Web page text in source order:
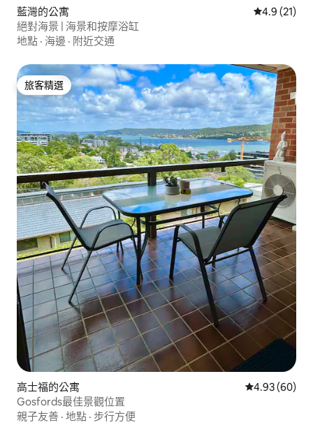
藍灣的公寓 從 21 則評
4.9 (21)
絕對海景 | 海景和按摩浴缸
地點 · 海邊 · 附近交通
旅客精選
旅客精選
高士福的公寓 從 60 則評價
4.93 (60)
Gosfords最佳景觀位置
親子友善 · 地點 · 步行方便